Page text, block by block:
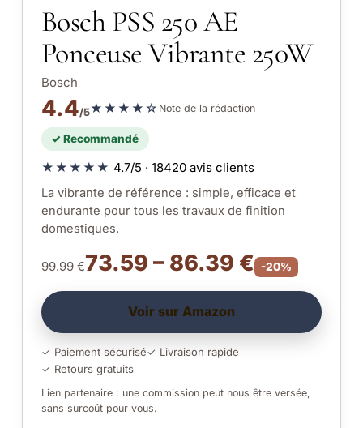
Bosch PSS 250 AE
Ponceuse Vibrante 250W
Bosch
4.4/5★★★★☆ Note de la rédaction
✓ Recommandé
★★★★★ 4.7/5 · 18420 avis clients
La vibrante de référence : simple, efficace et
endurante pour tous les travaux de finition
domestiques.
99.99 €73.59 – 86.39 € -20%
Voir sur Amazon
✓ Paiement sécurisé✓ Livraison rapide
✓ Retours gratuits
Lien partenaire : une commission peut nous être versée,
sans surcoût pour vous.